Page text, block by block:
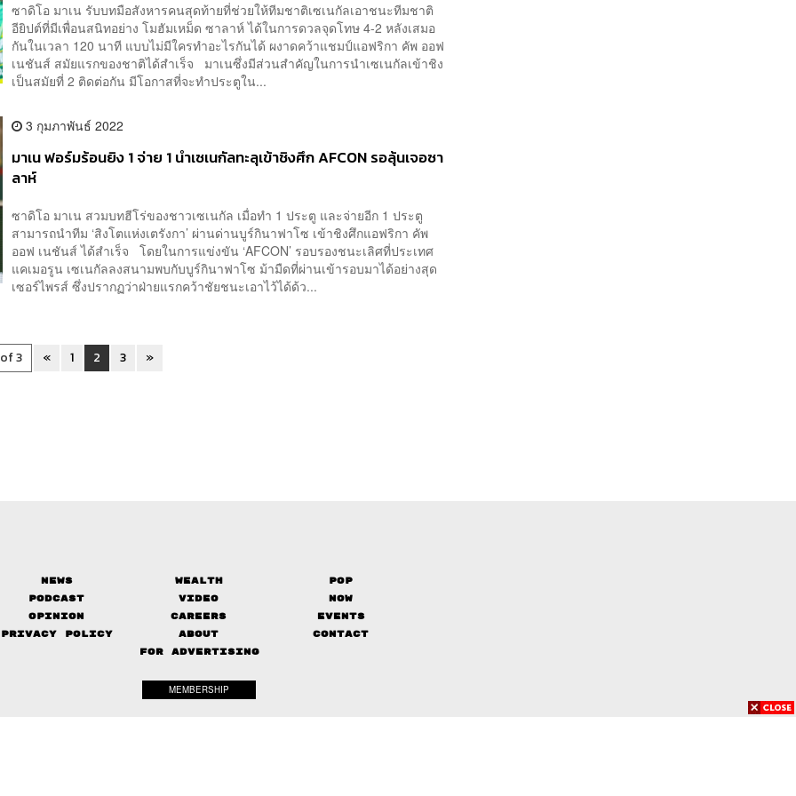
ซาดิโอ มาเน รับบทมือสังหารคนสุดท้ายที่ช่วยให้ทีมชาติเซเนกัลเอาชนะทีมชาติ
อียิปต์ที่มีเพื่อนสนิทอย่าง โมฮัมเหม็ด ซาลาห์ ได้ในการดวลจุดโทษ 4-2 หลังเสมอ
กันในเวลา 120 นาที แบบไม่มีใครทำอะไรกันได้ ผงาดคว้าแชมป์แอฟริกา คัพ ออฟ
เนชันส์ สมัยแรกของชาติได้สำเร็จ มาเนซึ่งมีส่วนสำคัญในการนำเซเนกัลเข้าชิง
เป็นสมัยที่ 2 ติดต่อกัน มีโอกาสที่จะทำประตูใน...
3 กุมภาพันธ์ 2022
มาเน ฟอร์มร้อนยิง 1 จ่าย 1 นำเซเนกัลทะลุเข้าชิงศึก AFCON รอลุ้นเจอซา
ลาห์
ซาดิโอ มาเน สวมบทฮีโร่ของชาวเซเนกัล เมื่อทำ 1 ประตู และจ่ายอีก 1 ประตู
สามารถนำทีม ‘สิงโตแห่งเตรังกา’ ผ่านด่านบูร์กินาฟาโซ เข้าชิงศึกแอฟริกา คัพ
ออฟ เนชันส์ ได้สำเร็จ โดยในการแข่งขัน ‘AFCON’ รอบรองชนะเลิศที่ประเทศ
แคเมอรูน เซเนกัลลงสนามพบกับบูร์กินาฟาโซ ม้ามืดที่ผ่านเข้ารอบมาได้อย่างสุด
เซอร์ไพรส์ ซึ่งปรากฏว่าฝ่ายแรกคว้าชัยชนะเอาไว้ได้ด้ว...
3 « 1 2 3 »
News Wealth
Pop
Podcast
Video
Now
Opinion
Careers
Events
Privacy Policy
About
Contact
FOR ADVERTISING
MEMBERSHIP